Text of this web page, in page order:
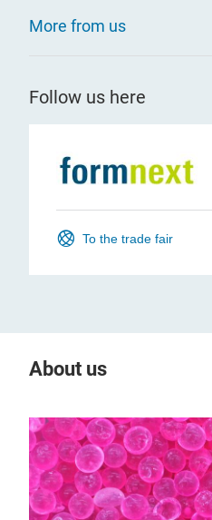
More from us
Follow us here
To the trade fair
About us